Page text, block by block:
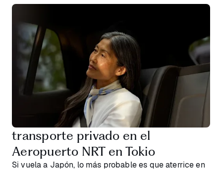
transporte privado en el
Aeropuerto NRT en Tokio
Si vuela a Japón, lo más probable es que aterrice en